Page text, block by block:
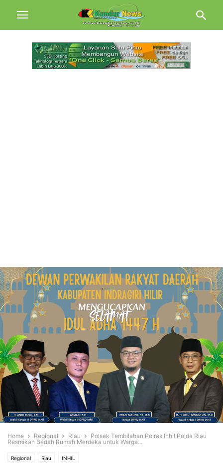
Home Regional Riau
Polsek Tembilahan Polres Inhil Polda Riau
Resmikan Bedah Rumah Merdeka untuk Warga...
Regional Riau INHIL